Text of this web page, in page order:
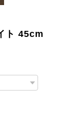
ト 45cm